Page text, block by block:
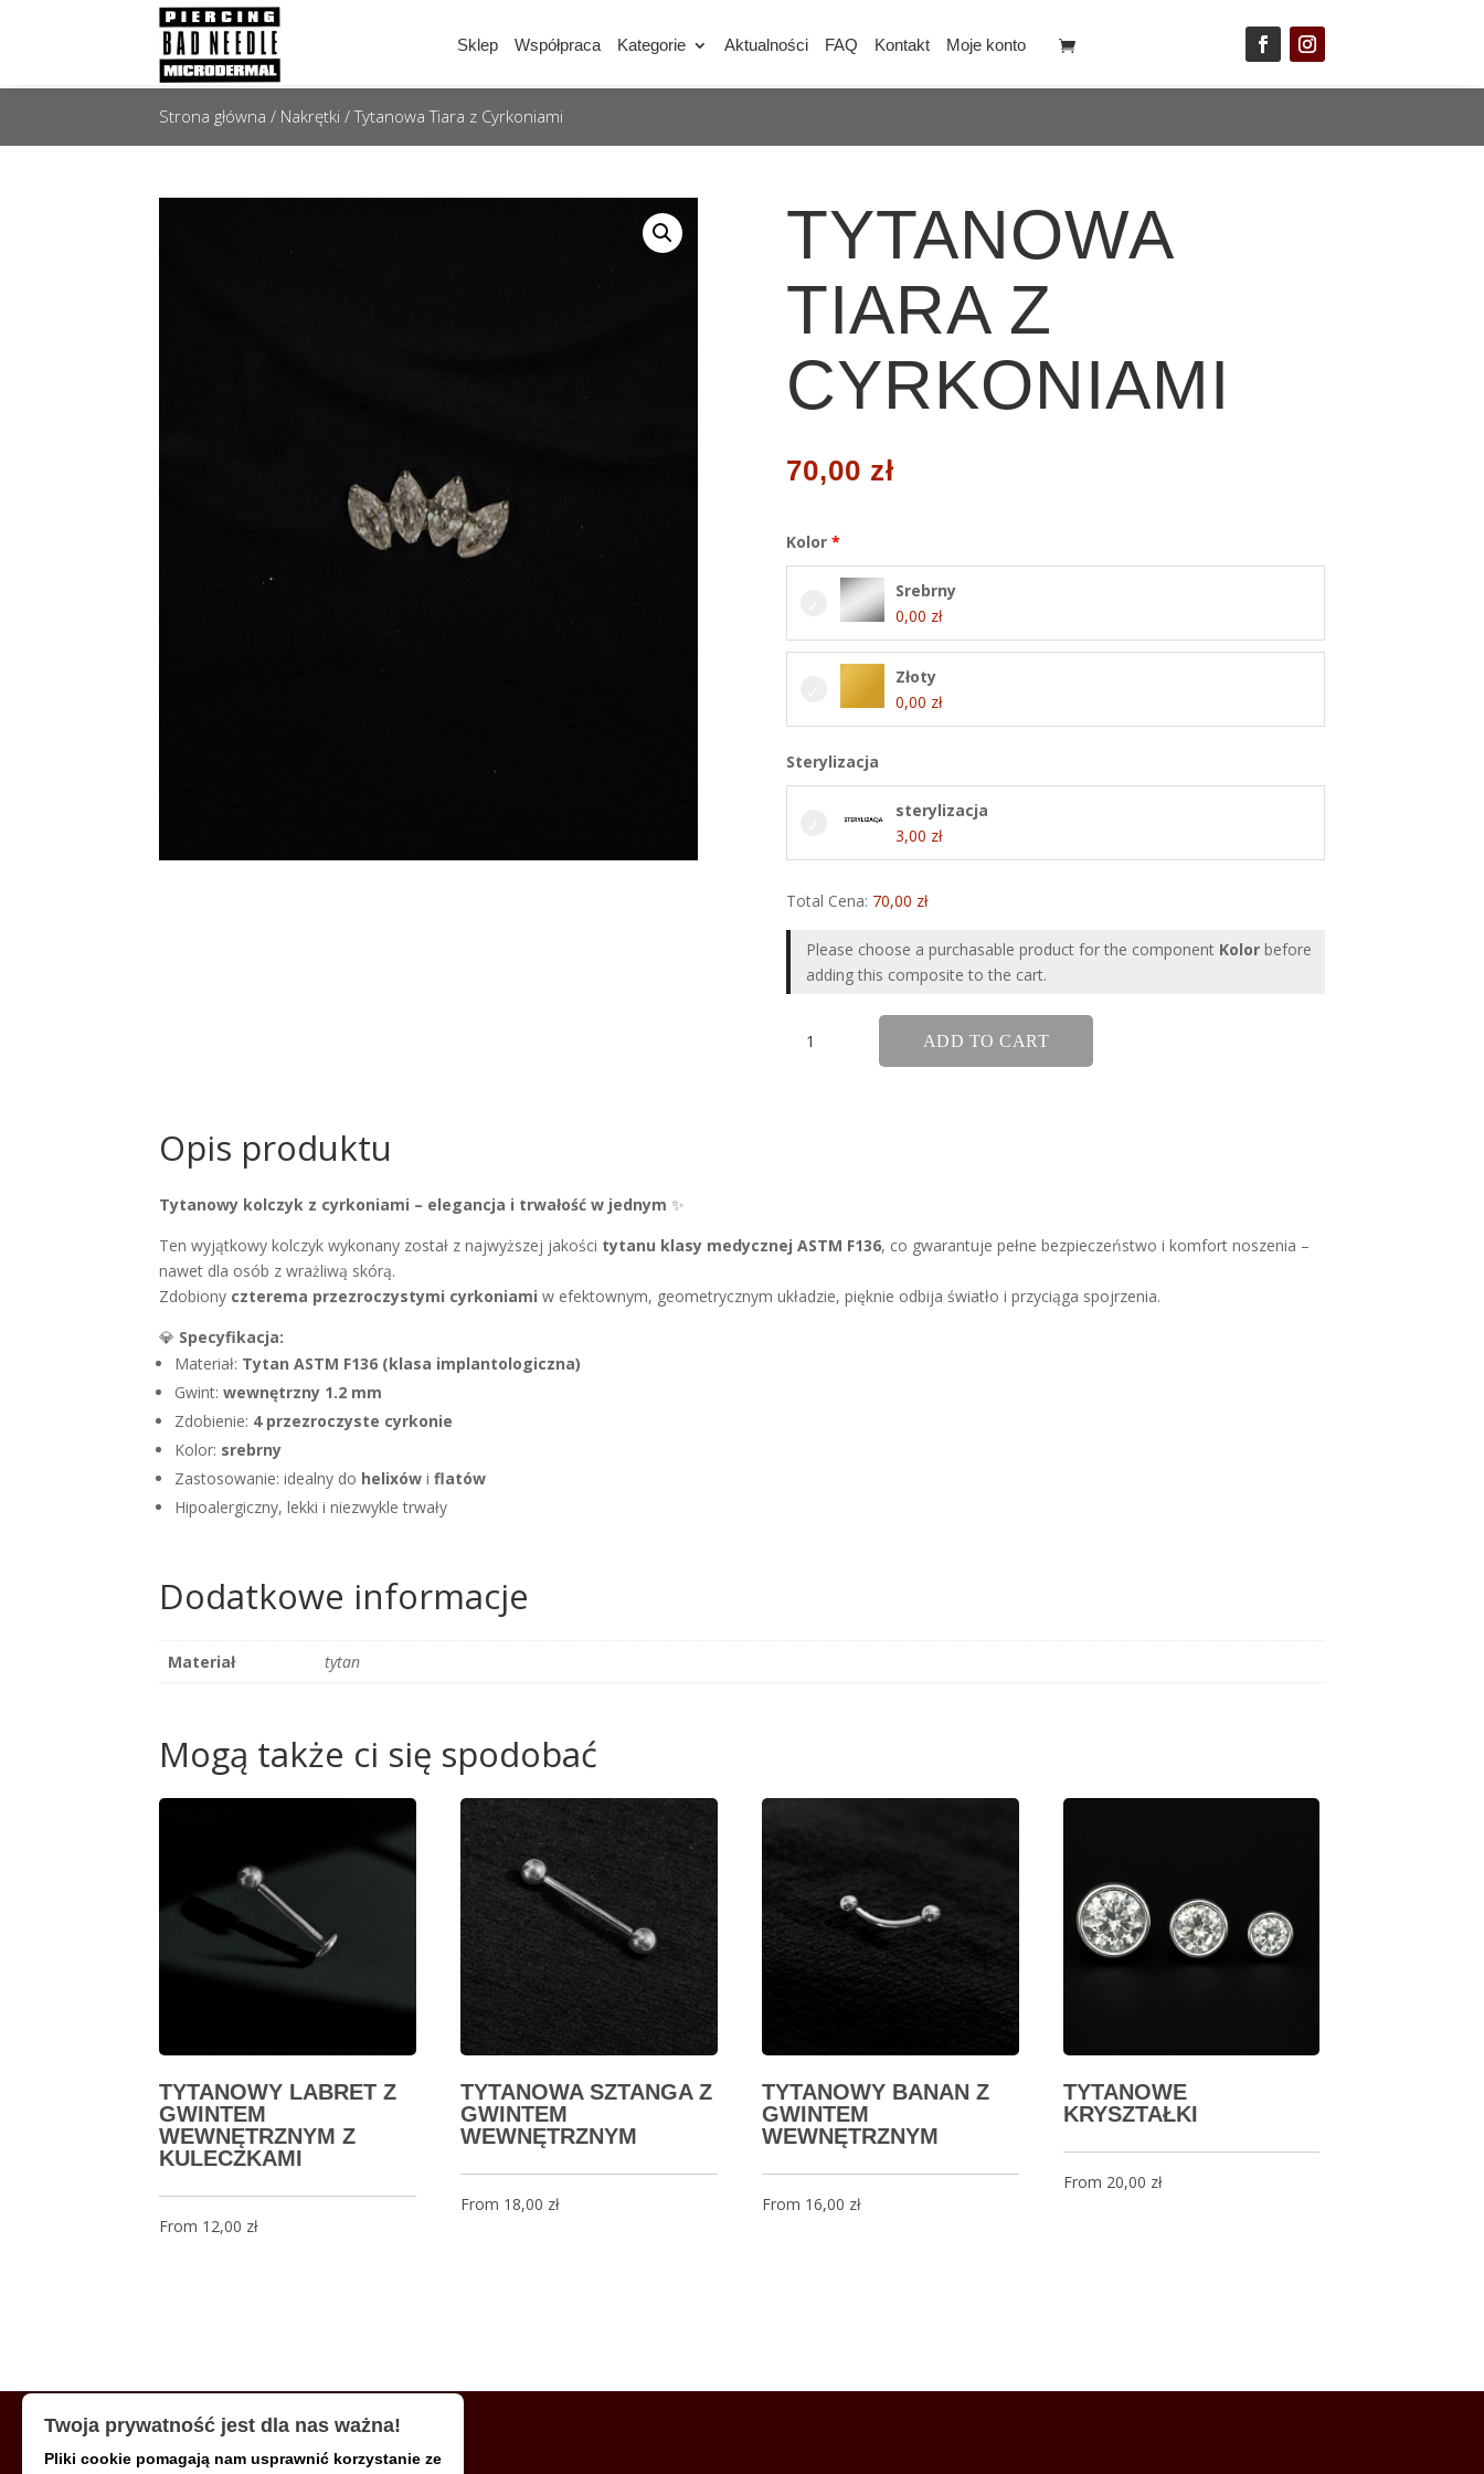
Sklep Współpraca Kategorie Aktualności FAQ Kontakt Moje konto
Strona główna / Nakrętki / Tytanowa Tiara z Cyrkoniami
TYTANOWA
TIARA Z
CYRKONIAMI
70,00 zł
Kolor
Srebrny
0,00 zł
Złoty
0,00 zł
Sterylizacja
sterylizacja
3,00 zł
Total Cena: 70,00 zł
Please choose a purchasable product for the component Kolorbefore
adding this composite to the cart.
Tytanowa
ADD TO CART
Opis produktu
Tytanowy kolczyk z cyrkoniami – elegancja i trwałość w jednym ✨
Ten wyjątkowy kolczyk wykonany został z najwyższej jakości tytanu klasy medycznej ASTM F136, co gwarantuje pełne bezpieczeństwo i komfort noszenia –
nawet dla osób z wrażliwą skórą.
Zdobiony czterema przezroczystymi cyrkoniami w efektownym, geometrycznym układzie, pięknie odbija światło i przyciąga spojrzenia.
💎 Specyfikacja:
Materiał: Tytan ASTM F136 (klasa implantologiczna)
Gwint:wewnętrzny 1.2 mm
Zdobienie: 4 przezroczyste cyrkonie
Kolor: srebrny
Zastosowanie: idealny do helixów iflatów
Hipoalergiczny, lekki i niezwykle trwały
Dodatkowe informacje
Materiał tytan
Mogą także ci się spodobać
TYTANOWY LABRET Z
GWINTEM
WEWNĘTRZNYM Z
KULECZKAMI
From 12,00 zł
TYTANOWA SZTANGA Z
GWINTEM
WEWNĘTRZNYM
From 18,00 zł
TYTANOWY BANAN Z
GWINTEM
WEWNĘTRZNYM
From 16,00 zł
TYTANOWE
KRYSZTAŁKI
From 20,00 zł
Twoja prywatność jest dla nas ważna!
Pliki cookie pomagają nam usprawnić korzystanie ze